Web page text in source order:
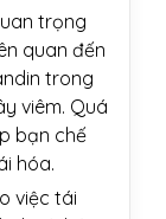
trọng
quan đến
trong
viêm. Quá
bạn chế
hóa.
việc tái